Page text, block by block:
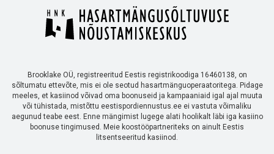
Brooklake OÜ, registreeritud Eestis registrikoodiga 16460138, on
sõltumatu ettevõte, mis ei ole seotud hasartmänguoperaatoritega. Pidage
meeles, et kasiinod võivad oma boonuseid ja kampaaniaid igal ajal muuta
või tühistada, mistõttu eestispordiennustus.ee ei vastuta võimaliku
aegunud teabe eest. Enne mängimist lugege alati hoolikalt läbi iga kasiino
boonuse tingimused. Meie koostööpartneriteks on ainult Eestis
litsentseeritud kasiinod.